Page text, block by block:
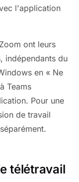
l'application
ont leurs
indépendants du
en « Ne
Teams
Pour une
de travail
télétravail